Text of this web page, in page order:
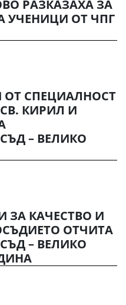
РАЗКАЗАХА ЗА
УЧЕНИЦИ ОТ ЧПГ
ОТ СПЕЦИАЛНОСТ
СВ. КИРИЛ И
– ВЕЛИКО
ЗА КАЧЕСТВО И
ОТЧИТА
– ВЕЛИКО